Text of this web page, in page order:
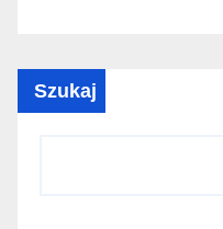
Szukaj